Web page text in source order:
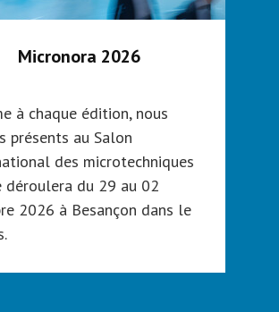
Micronora 2026
à chaque édition, nous
présents au Salon
des microtechniques
déroulera du 29 au 02
2026 à Besançon dans le